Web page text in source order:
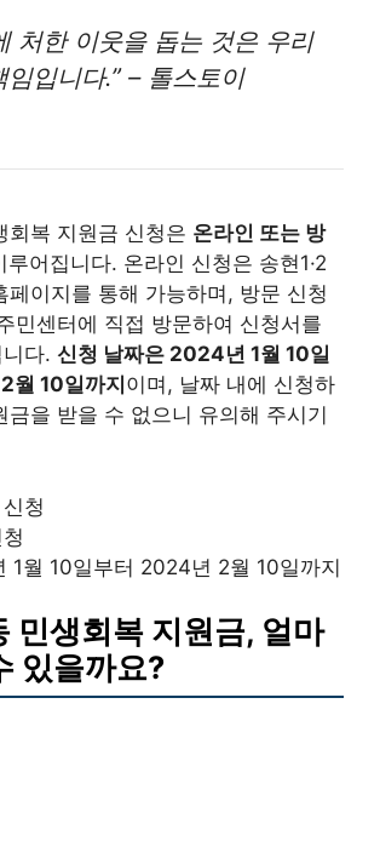
처한 이웃을 돕는 것은 우리
임입니다.” – 톨스토이
회복 지원금 신청은 온라인 또는 방
루어집니다. 온라인 신청은 송현1·2
페이지를 통해 가능하며, 방문 신청
민센터에 직접 방문하여 신청서를
다. 신청 날짜은 2024년 1월 10일
월 10일까지 이며, 날짜 내에 신청하
금을 받을 수 없으니 유의해 주시기
청
1월 10일부터 2024년 2월 10일까지
민생회복 지원금, 얼마
있을까요?